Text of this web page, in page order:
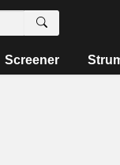
Screener